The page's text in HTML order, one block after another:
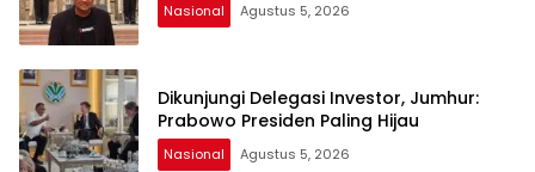
Nasional Agustus 5, 2026
Dikunjungi Delegasi Investor, Jumhur:
Prabowo Presiden Paling Hijau
Nasional Agustus 5, 2026